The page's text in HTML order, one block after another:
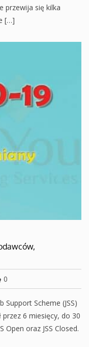
przewija się kilka
[…]
0
Support Scheme (JSS)
przez 6 miesięcy, do 30
Open oraz JSS Closed.